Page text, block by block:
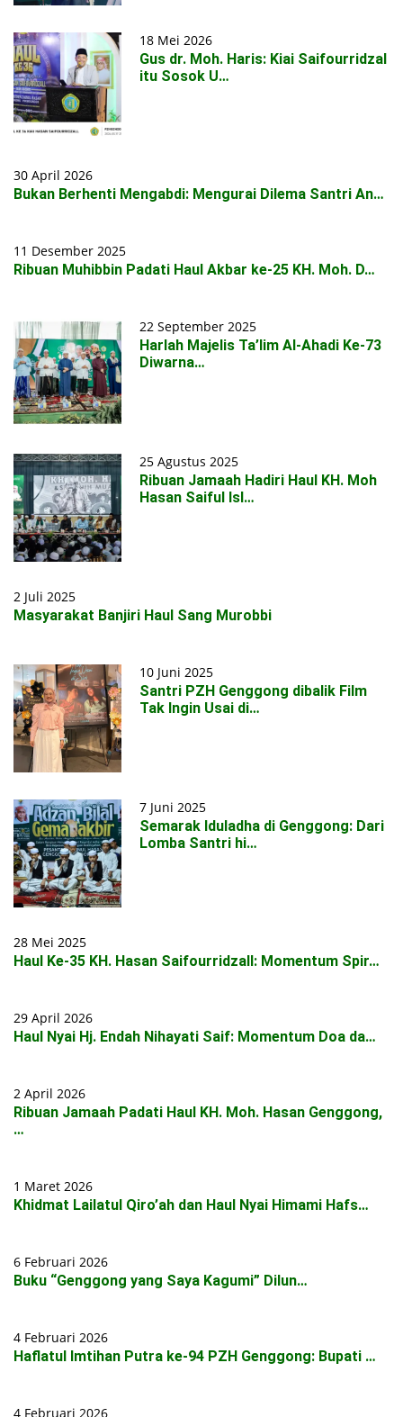
18 Mei 2026
Gus dr. Moh. Haris: Kiai Saifourridzal
itu Sosok U…
30 April 2026
Bukan Berhenti Mengabdi: Mengurai Dilema Santri An…
11 Desember 2025
Ribuan Muhibbin Padati Haul Akbar ke-25 KH. Moh. D…
22 September 2025
Harlah Majelis Ta’lim Al-Ahadi Ke-73
Diwarna…
25 Agustus 2025
Ribuan Jamaah Hadiri Haul KH. Moh
Hasan Saiful Isl…
2 Juli 2025
Masyarakat Banjiri Haul Sang Murobbi
10 Juni 2025
Santri PZH Genggong dibalik Film
Tak Ingin Usai di…
7 Juni 2025
Semarak Iduladha di Genggong: Dari
Lomba Santri hi…
28 Mei 2025
Haul Ke-35 KH. Hasan Saifourridzall: Momentum Spir…
29 April 2026
Haul Nyai Hj. Endah Nihayati Saif: Momentum Doa da…
2 April 2026
Ribuan Jamaah Padati Haul KH. Moh. Hasan Genggong,
…
1 Maret 2026
Khidmat Lailatul Qiro’ah dan Haul Nyai Himami Hafs…
6 Februari 2026
Buku “Genggong yang Saya Kagumi” Dilun…
4 Februari 2026
Haflatul Imtihan Putra ke-94 PZH Genggong: Bupati …
4 Februari 2026